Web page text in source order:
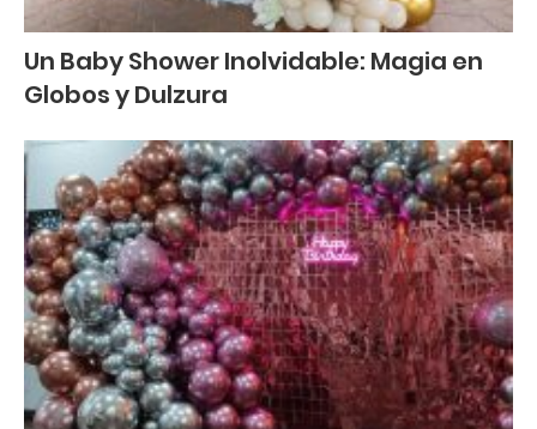
Un Baby Shower Inolvidable: Magia en
Globos y Dulzura